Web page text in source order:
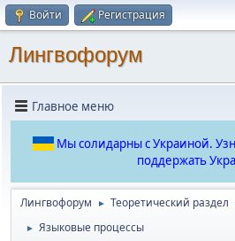
Войти Регистрация
Лингвофорум
Главное меню
Мы солидарны с Украиной.
поддержать
Лингвофорум ► Теоретический раздел
► Языковые процессы